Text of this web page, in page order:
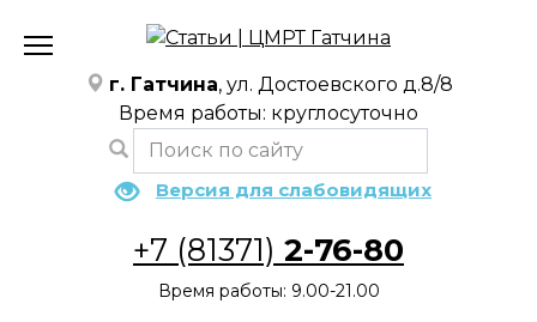
содержанию
г. Гатчина, ул. Достоевского д.8/8
Время работы: круглосуточно
Версия для слабовидящих
+7 (81371) 2-76-80
Время работы: 9.00-21.00